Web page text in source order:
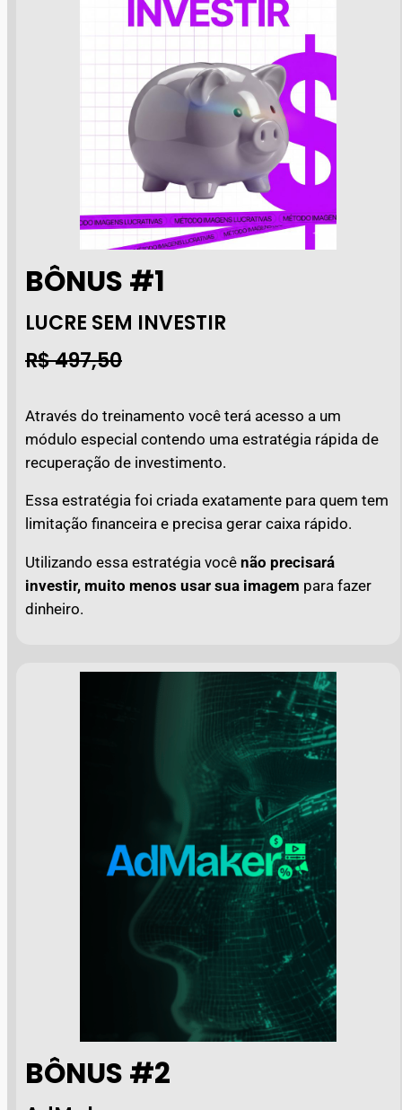
BÔNUS #1
LUCRE SEM INVESTIR
R$ 497,50
Através do treinamento você terá acesso a um
módulo especial contendo uma estratégia rápida de
recuperação de investimento.
Essa estratégia foi criada exatamente para quem tem
limitação financeira e precisa gerar caixa rápido.
Utilizando essa estratégia você não precisará
investir, muito menos usar sua imagem para fazer
dinheiro.
BÔNUS #2